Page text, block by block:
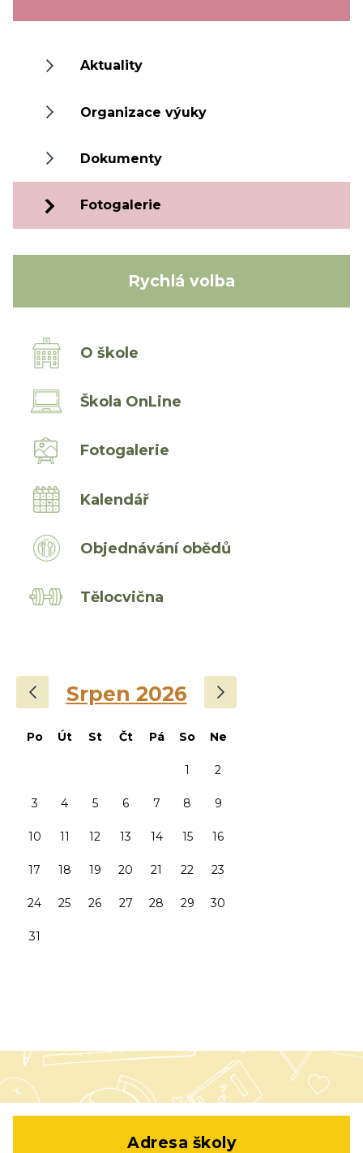
Aktuality
Organizace výuky
Dokumenty
Fotogalerie
Rychlá volba
O škole
Škola OnLine
Fotogalerie
Kalendář
Objednávání obědů
Tělocvična
Srpen 2026 ›
Po Út St Čt Pá So Ne
1 2
3 4 5 6 7 8 9
10 11 12 13 14 15 16
17 18 19 20 21 22 23
24 25 26 27 28 29 30
31
Adresa školy